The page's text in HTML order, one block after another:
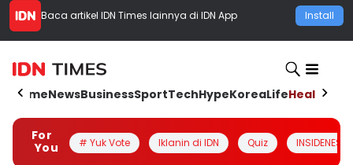
Baca artikel IDN Times lainnya di IDN App Install
HomeNewsBusinessSportTechHypeKoreaLifeHealth
For
You
# Yuk Vote Iklanin di IDN Quiz INSIDENESIA